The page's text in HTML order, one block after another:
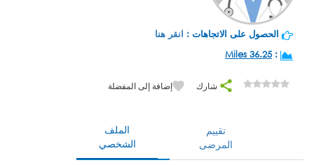
الحصول على الاتجاهات : انقر هنا
:
36.25 Miles
شارك إضافة إلى المفضلة
الملف
الشخصي
تقييم
المرضى